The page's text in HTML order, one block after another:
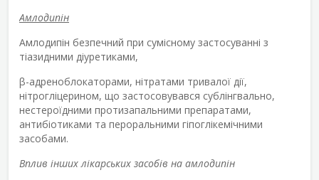
Амлодипін
Амлодипін безпечний при сумісному застосуванні з
тіазидними діуретиками,
β-адреноблокаторами, нітратами тривалої дії,
нітрогліцерином, що застосовувався сублінгвально,
нестероїдними протизапальними препаратами,
антибіотиками та пероральними гіпоглікемічними
засобами.
Вплив інших лікарських засобів на амлодипін